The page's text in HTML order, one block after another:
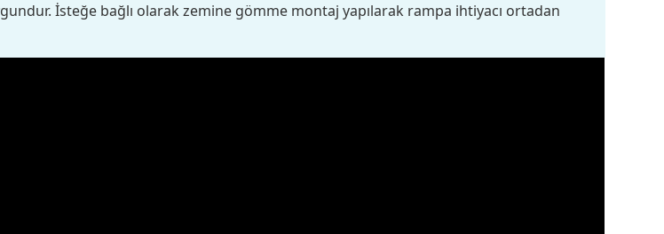
İsteğe bağlı olarak zemine gömme montaj yapılarak rampa ihtiyacı ortadan